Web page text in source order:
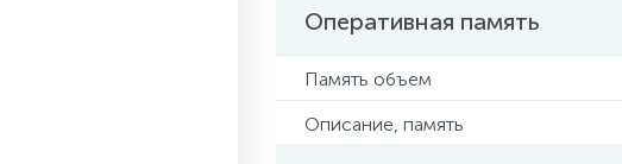
Оперативная память
Память объем
Описание, память